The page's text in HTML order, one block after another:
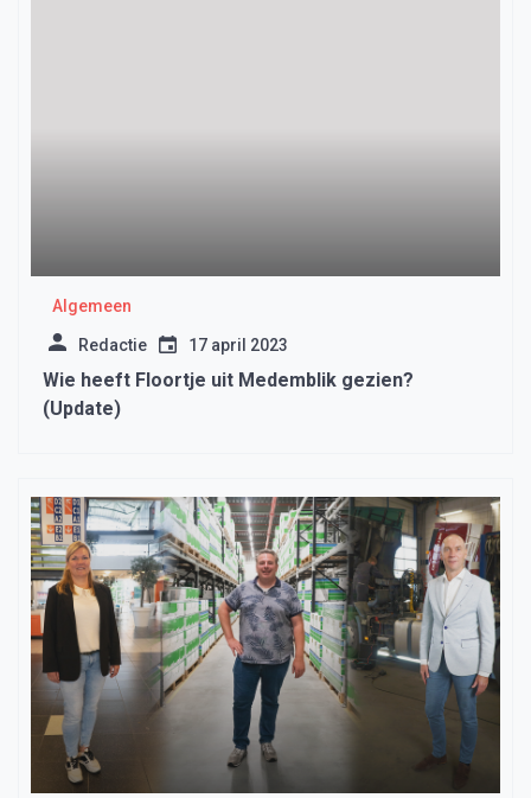
Algemeen
Redactie 17 april 2023
Wie heeft Floortje uit Medemblik gezien?
(Update)